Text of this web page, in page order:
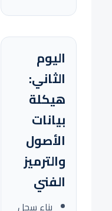
اليوم
الثاني:
هيكلة
بيانات
الأصول
والترميز
الفني
بناء سجل